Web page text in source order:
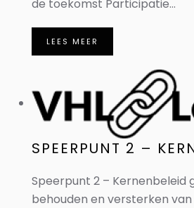
de toekomst Participatie...
LEES MEER
SPEERPUNT 2 –
Speerpunt 2 – Kernenbeleid
behouden en versterken